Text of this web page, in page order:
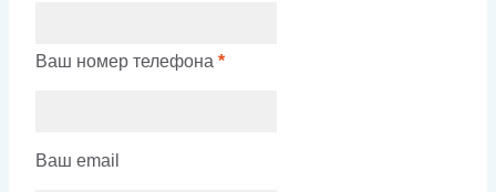
Ваш номер телефона *
Ваш email